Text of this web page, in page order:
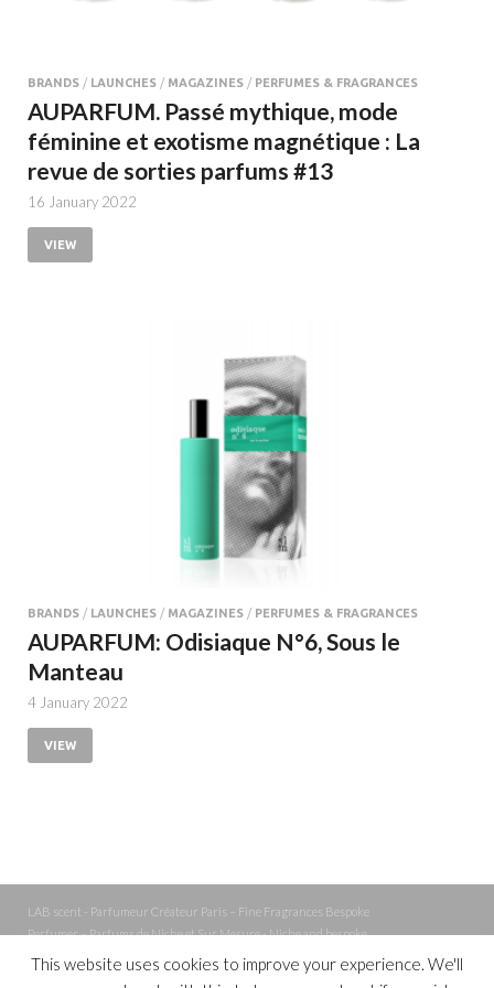
BRANDS / LAUNCHES / MAGAZINES / PERFUMES & FRAGRANCES
AUPARFUM. Passé mythique, mode
féminine et exotisme magnétique : La
revue de sorties parfums #13
16 January 2022
VIEW
BRANDS / LAUNCHES / MAGAZINES / PERFUMES & FRAGRANCES
AUPARFUM: Odisiaque N°6, Sous le
Manteau
4 January 2022
VIEW
LAB scent - Parfumeur Créateur Paris – Fine Fragrances Bespoke
Perfumer – Parfums de Niche et Sur Mesure - Niche and bespoke
This website uses cookies to improve your experience. We'll